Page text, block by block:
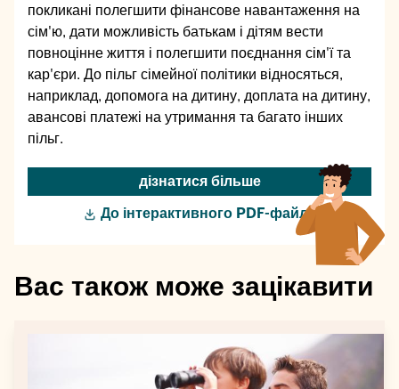
покликані полегшити фінансове навантаження на
сім'ю, дати можливість батькам і дітям вести
повноцінне життя і полегшити поєднання сім'ї та
кар'єри. До пільг сімейної політики відносяться,
наприклад, допомога на дитину, доплата на дитину,
авансові платежі на утримання та багато інших
пільг.
дізнатися більше
До інтерактивного PDF-файлу
Вас також може зацікавити